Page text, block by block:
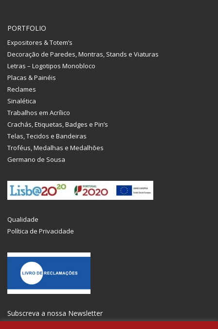
PORTFOLIO
Expositores & Totem’s
Decoração de Paredes, Montras, Stands e Viaturas
Letras – Logotipos Monobloco
Placas & Painéis
Reclames
Sinalética
Trabalhos em Acrílico
Crachás, Etiquetas, Badges e Pin’s
Telas, Tecidos e Bandeiras
Troféus, Medalhas e Medalhões
Germano de Sousa
Qualidade
Política de Privacidade
Subscreva a nossa Newsletter